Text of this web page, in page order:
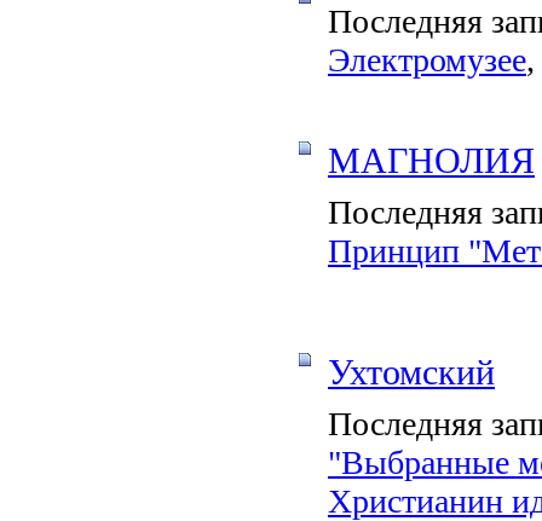
Последняя
Электромузее
МАГНОЛИЯ
Последняя
Принцип
Ухтомский
Последняя
"Выбранные
Христианин